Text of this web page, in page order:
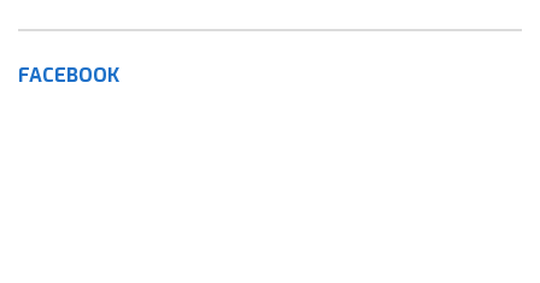
FACEBOOK